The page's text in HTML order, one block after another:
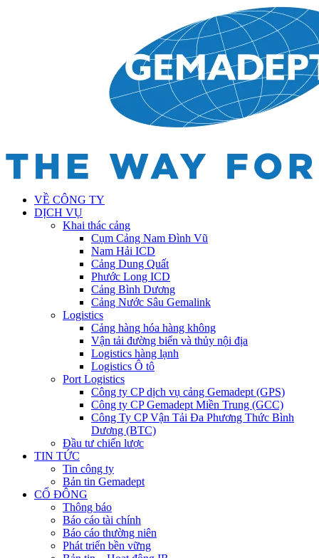
VỀ CÔNG TY
DỊCH VỤ
Khai thác cảng
Cụm Cảng Nam Đình Vũ
Nam Hải ICD
Cảng Dung Quất
Phước Long ICD
Cảng Bình Dương
Cảng Nước Sâu Gemalink
Logistics
Cảng hàng hóa hàng không
Vận tải đường biển và thủy nội địa
Logistics hàng lạnh
Logistics Ô tô
Port Logistics
Công ty CP dịch vụ cảng Gemadept (GPS)
Công ty CP Gemadept Miền Trung (GCC)
Công Ty CP Vận Tải Đa Phương Thức Bình
Dương (BTC)
Đầu tư chiến lược
TIN TỨC
Tin công ty
Bản tin Gemadept
CỔ ĐÔNG
Thông báo
Báo cáo tài chính
Báo cáo thường niên
Phát triển bền vững